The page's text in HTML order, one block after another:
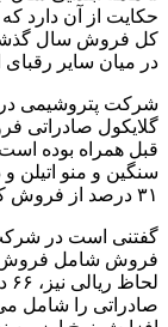
گذشته را پوشش
رقبای این بخش
بوده است. صادرات
اتیلن و دی اتیلن
فروش در بازار
شامل می‌شود. از